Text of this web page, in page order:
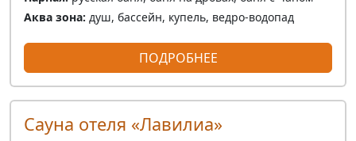
Аква зона: душ, бассейн, купель, ведро-водопад
ПОДРОБНЕЕ
Сауна отеля «Лавилиа»